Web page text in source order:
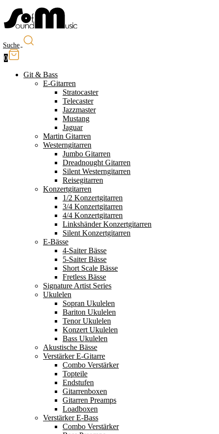
Suche
0
Git & Bass
E-Gitarren
Stratocaster
Telecaster
Jazzmaster
Mustang
Jaguar
Martin Gitarren
Westerngitarren
Jumbo Gitarren
Dreadnought Gitarren
Silent Westerngitarren
Reisegitarren
Konzertgitarren
1/2 Konzertgitarren
3/4 Konzertgitarren
4/4 Konzertgitarren
Linkshänder Konzertgitarren
Silent Konzertgitarren
E-Bässe
4-Saiter Bässe
5-Saiter Bässe
Short Scale Bässe
Fretless Bässe
Signature Artist Series
Ukulelen
Sopran Ukulelen
Bariton Ukulelen
Tenor Ukulelen
Konzert Ukulelen
Bass Ukulelen
Akustische Bässe
Verstärker E-Gitarre
Combo Verstärker
Topteile
Endstufen
Gitarrenboxen
Gitarren Preamps
Loadboxen
Verstärker E-Bass
Combo Verstärker